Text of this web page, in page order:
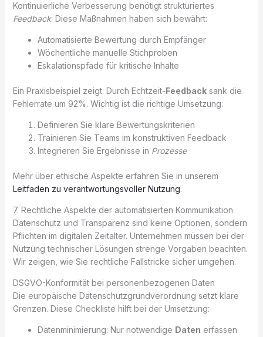
Kontinuierliche Verbesserung benötigt strukturiertes
Feedback. Diese Maßnahmen haben sich bewährt:
Automatisierte Bewertung durch Empfänger
Wöchentliche manuelle Stichproben
Eskalationspfade für kritische Inhalte
Ein Praxisbeispiel zeigt: Durch Echtzeit-Feedbacksank die
Fehlerrate um 92%. Wichtig ist die richtige Umsetzung:
Definieren Sie klare Bewertungskriterien
Trainieren Sie Teams im konstruktiven Feedback
Integrieren Sie Ergebnisse in Prozesse
Mehr über ethische Aspekte erfahren Sie in unserem
Leitfaden zu verantwortungsvoller Nutzung.
7. Rechtliche Aspekte der automatisierten Kommunikation
Datenschutz und Transparenz sind keine Optionen, sondern
Pflichten im digitalen Zeitalter. Unternehmen müssen bei der
Nutzung technischer Lösungen strenge Vorgaben beachten.
Wir zeigen, wie Sie rechtliche Fallstricke sicher umgehen.
DSGVO-Konformität bei personenbezogenen Daten
Die europäische Datenschutzgrundverordnung setzt klare
Grenzen. Diese Checkliste hilft bei der Umsetzung:
Datenminimierung: Nur notwendige Daten erfassen